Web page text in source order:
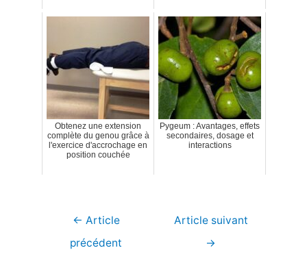
Obtenez une extension
complète du genou grâce à
l'exercice d'accrochage en
position couchée
Pygeum : Avantages, effets
secondaires, dosage et
interactions
Navigation
← Article
précédent
Article suivant
→